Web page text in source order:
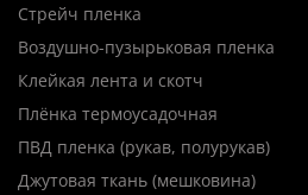
Стрейч пленка
Воздушно-пузырьковая пленка
Клейкая лента и скотч
Плёнка термоусадочная
ПВД пленка (рукав, полурукав)
Джутовая ткань (мешковина)